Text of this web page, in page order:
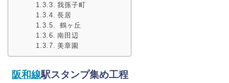
我孫子町
長居
鶴ヶ丘
南田辺
美章園
阪和線駅スタンプ集め工程